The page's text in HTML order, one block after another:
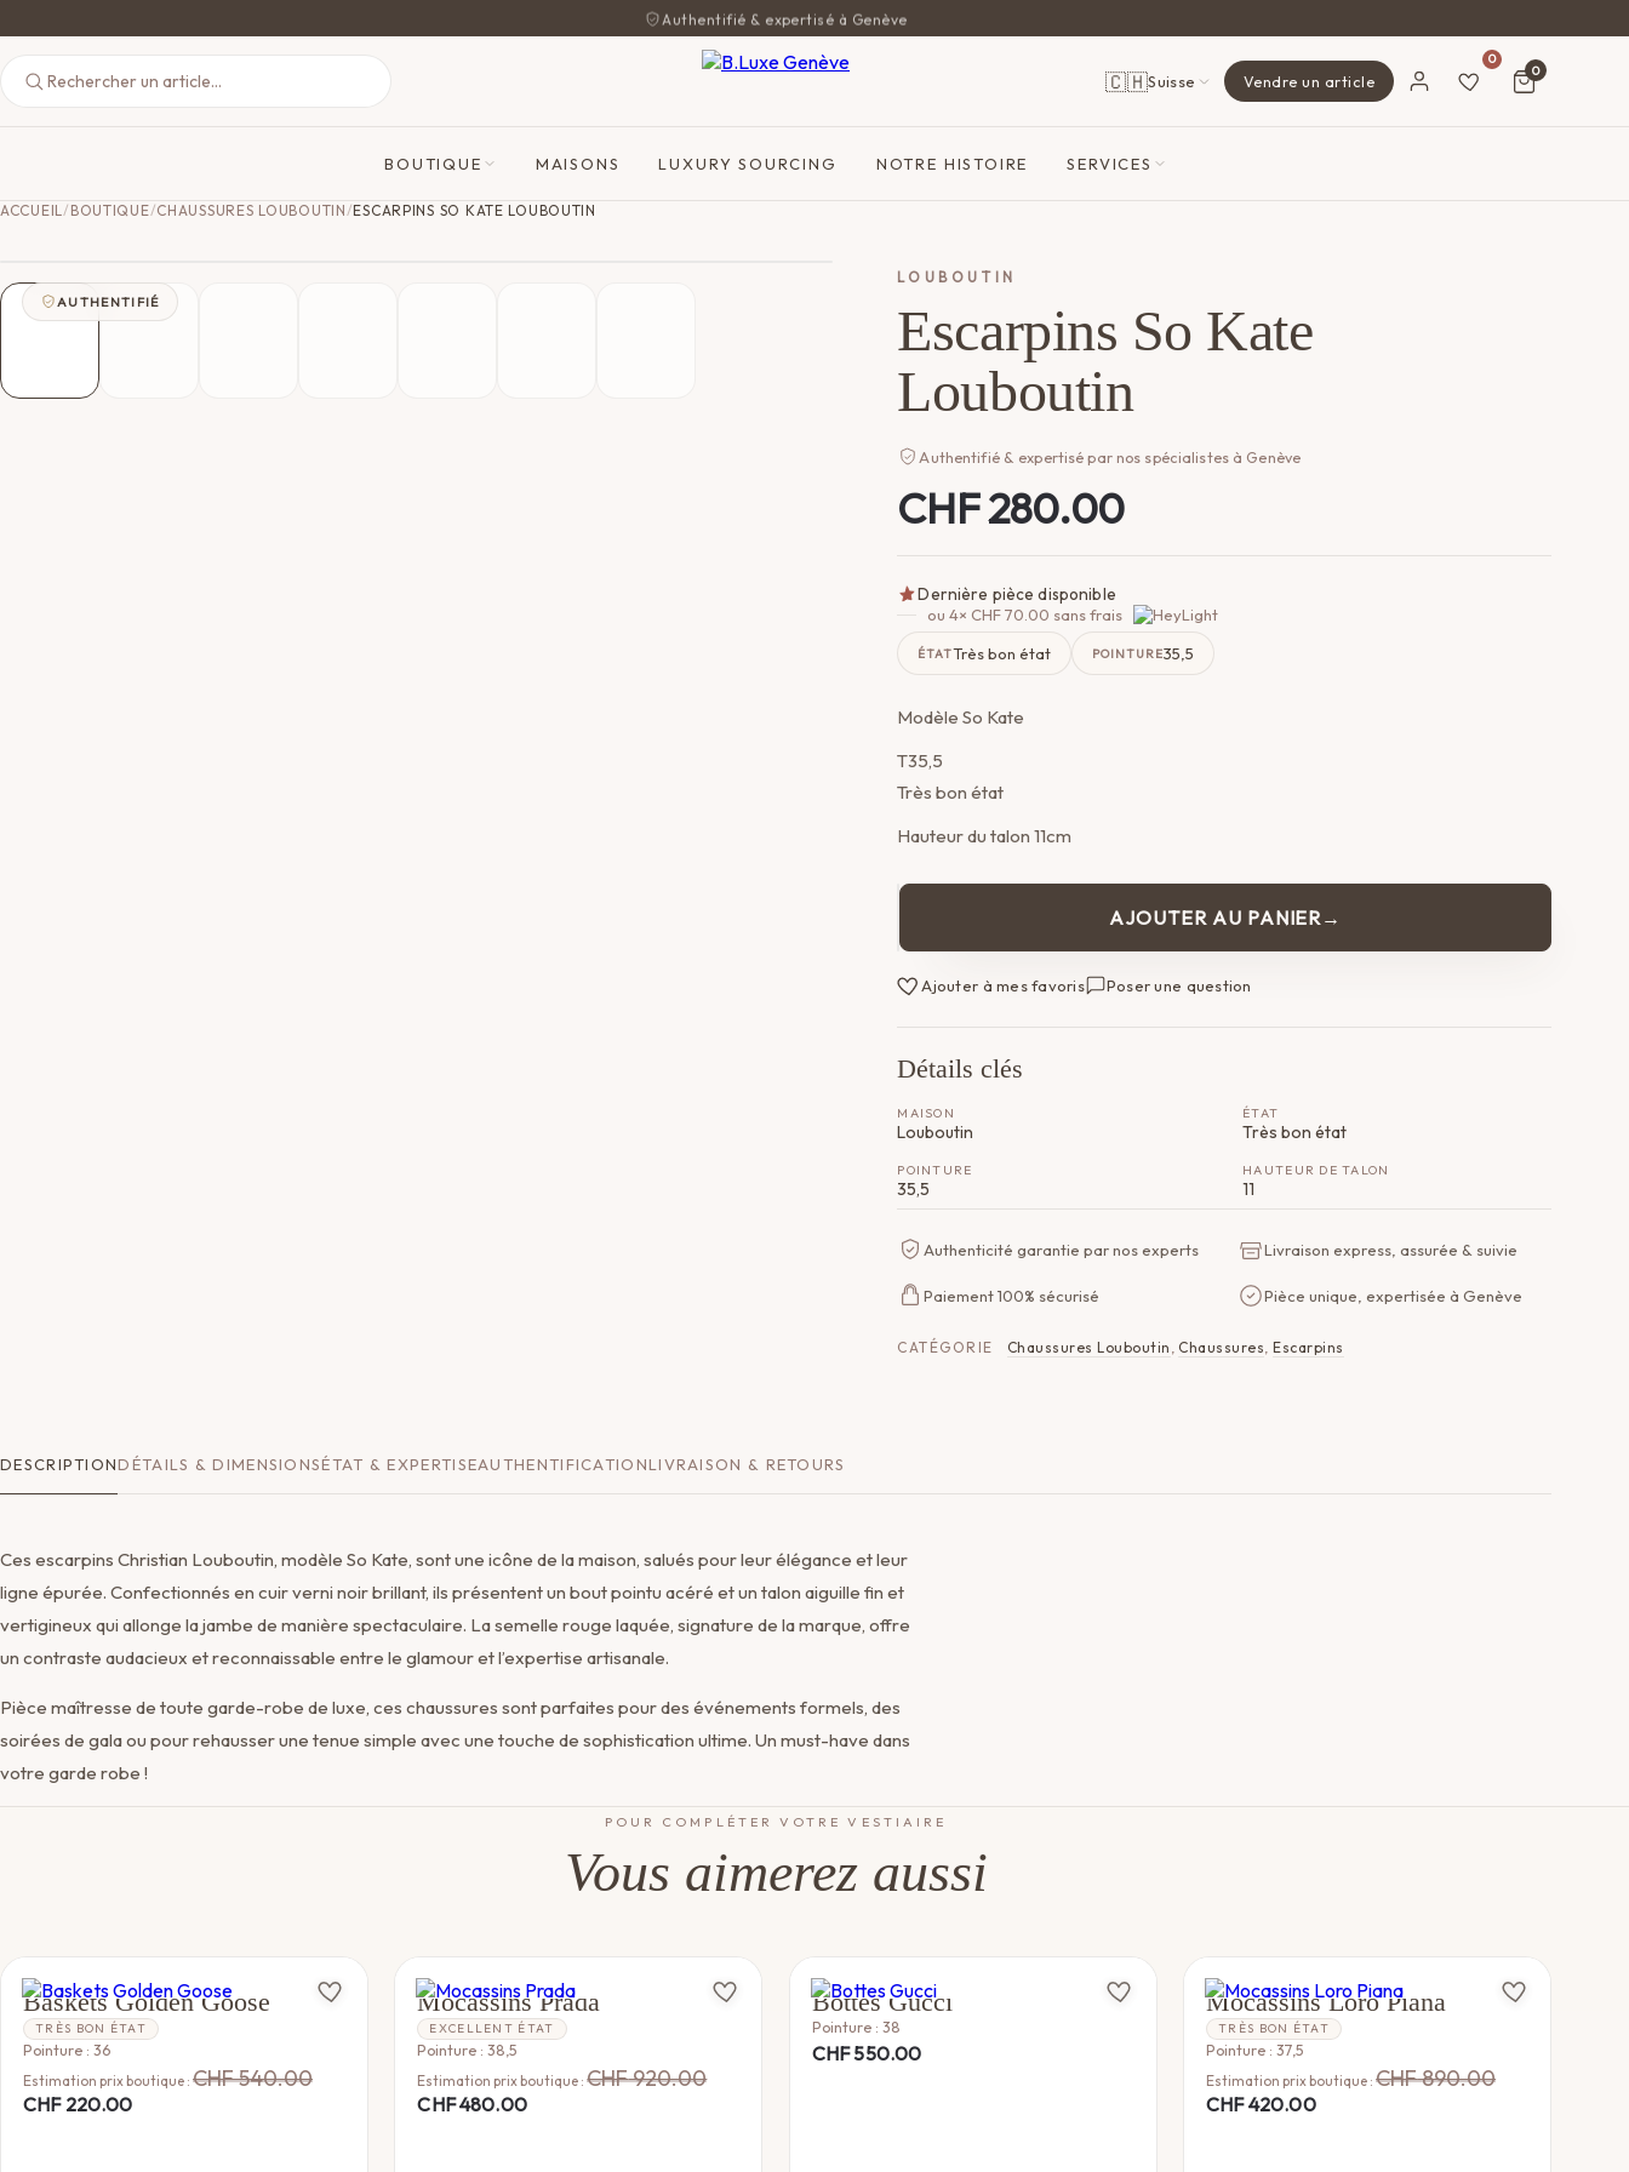
Authentifié & expertisé à Genève
🇨🇭Suisse Vendre un article
0
0
BOUTIQUE MAISONS LUXURY SOURCING NOTRE HISTOIRE SERVICES
ACCUEIL/ BOUTIQUE/CHAUSSURES LOUBOUTIN/ESCARPINS SO KATE LOUBOUTIN
AUTHENTIFIÉ
LOUBOUTIN
Escarpins So Kate
Louboutin
Authentifié & expertisé par nos spécialistes à Genève
CHF280.00
Dernière pièce disponible
ou 4× CHF70.00 sans frais
ÉTATTrès bon état POINTURE35,5
Modèle So Kate
T35,5
Très bon état
Hauteur du talon 11cm
de
Escarpins
So
AJOUTER AU PANIER
Ajouter à mes favoris Poser une question
Détails clés
MAISON
Louboutin
ÉTAT
Très bon état
POINTURE
35,5
HAUTEUR DE TALON
11
Authenticité garantie par nos experts Livraison express, assurée & suivie
Paiement 100% sécurisé Pièce unique, expertisée à Genève
CATÉGORIE Chaussures Louboutin , Chaussures,Escarpins
DESCRIPTIONDÉTAILS & DIMENSIONSÉTAT & EXPERTISEAUTHENTIFICATIONLIVRAISON & RETOURS
Ces escarpins Christian Louboutin, modèle So Kate, sont une icône de la maison, salués pour leur élégance et leur
ligne épurée. Confectionnés en cuir verni noir brillant, ils présentent un bout pointu acéré et un talon aiguille fin et
vertigineux qui allonge la jambe de manière spectaculaire. La semelle rouge laquée, signature de la marque, offre
un contraste audacieux et reconnaissable entre le glamour et l’expertise artisanale.
Pièce maîtresse de toute garde-robe de luxe, ces chaussures sont parfaites pour des événements formels, des
soirées de gala ou pour rehausser une tenue simple avec une touche de sophistication ultime. Un must-have dans
votre garde robe !
POUR COMPLÉTER VOTRE VESTIAIRE
Vous aimerez aussi
GOLDEN GOOSE
Baskets Golden Goose
TRÈS BON ÉTAT
Pointure : 36
Estimation prix boutique : CHF540.00
CHF220.00
PRADA
Mocassins Prada
EXCELLENT ÉTAT
Pointure : 38,5
Estimation prix boutique :CHF920.00
CHF480.00
GUCCI
Bottes Gucci
Pointure : 38
CHF550.00
LORO PIANA
Mocassins Loro Piana
TRÈS BON ÉTAT
Pointure : 37,5
Estimation prix boutique :CHF890.00
CHF420.00